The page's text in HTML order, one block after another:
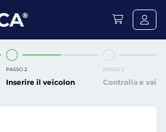
PASSO 2
Inserire il veicolon
PASSO 3
Controlla e vai